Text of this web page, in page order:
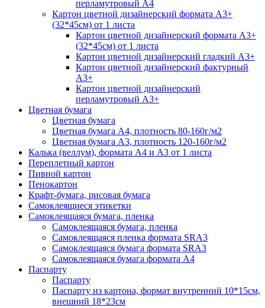
перламутровый А4
Картон цветной дизайнерский формата А3+
(32*45см) от 1 листа
Картон цветной дизайнерский формата А3+
(32*45см) от 1 листа
Картон цветной дизайнерский гладкий А3+
Картон цветной дизайнерский фактурный
А3+
Картон цветной дизайнерский
перламутровый А3+
Цветная бумага
Цветная бумага
Цветная бумага А4, плотность 80-160г/м2
Цветная бумага А3, плотность 120-160г/м2
Калька (веллум), формата А4 и А3 от 1 листа
Переплетный картон
Пивной картон
Пенокартон
Крафт-бумага, рисовая бумага
Самоклеящиеся этикетки
Самоклеящаяся бумага, пленка
Самоклеящаяся бумага, пленка
Самоклеящаяся пленка формата SRА3
Самоклеящаяся бумага формата SRА3
Самоклеящаяся бумага формата А4
Паспарту
Паспарту
Паспарту из картона, формат внутренний 10*15см,
внешний 18*23см